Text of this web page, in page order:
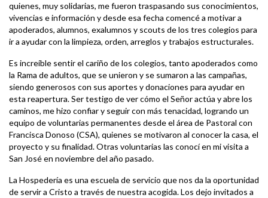
quienes, muy solidarias, me fueron traspasando sus conocimientos,
vivencias e información y desde esa fecha comencé a motivar a
apoderados, alumnos, exalumnos y scouts de los tres colegios para
ir a ayudar con la limpieza, orden, arreglos y trabajos estructurales.
Es increíble sentir el cariño de los colegios, tanto apoderados como
la Rama de adultos, que se unieron y se sumaron a las campañas,
siendo generosos con sus aportes y donaciones para ayudar en
esta reapertura. Ser testigo de ver cómo el Señor actúa y abre los
caminos, me hizo confiar y seguir con más tenacidad, logrando un
equipo de voluntarias permanentes desde el área de Pastoral con
Francisca Donoso (CSA), quienes se motivaron al conocer la casa, el
proyecto y su finalidad. Otras voluntarias las conocí en mi visita a
San José en noviembre del año pasado.
La Hospedería es una escuela de servicio que nos da la oportunidad
de servir a Cristo a través de nuestra acogida. Los dejo invitados a